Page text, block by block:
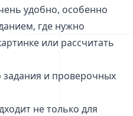
удобно, особенно
где нужно
или рассчитать
и проверочных
не только для